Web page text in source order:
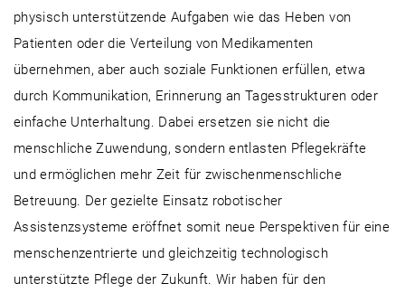
physisch unterstützende Aufgaben wie das Heben von
Patienten oder die Verteilung von Medikamenten
übernehmen, aber auch soziale Funktionen erfüllen, etwa
durch Kommunikation, Erinnerung an Tagesstrukturen oder
einfache Unterhaltung. Dabei ersetzen sie nicht die
menschliche Zuwendung, sondern entlasten Pflegekräfte
und ermöglichen mehr Zeit für zwischenmenschliche
Betreuung. Der gezielte Einsatz robotischer
Assistenzsysteme eröffnet somit neue Perspektiven für eine
menschenzentrierte und gleichzeitig technologisch
unterstützte Pflege der Zukunft. Wir haben für den